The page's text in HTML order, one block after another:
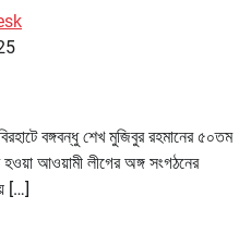
বঙ্গবন্ধু শেখ মুজিবুর রহমানের ৫০তম
হওয়া আওয়ামী লীগের অঙ্গ সংগঠনের
[…]